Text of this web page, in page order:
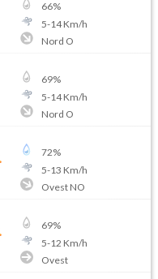
66%
5-14Km/h
Nord O
69%
5-14Km/h
Nord O
72%
5-13 Km/h
Ovest NO
69%
5-12 Km/h
Ovest